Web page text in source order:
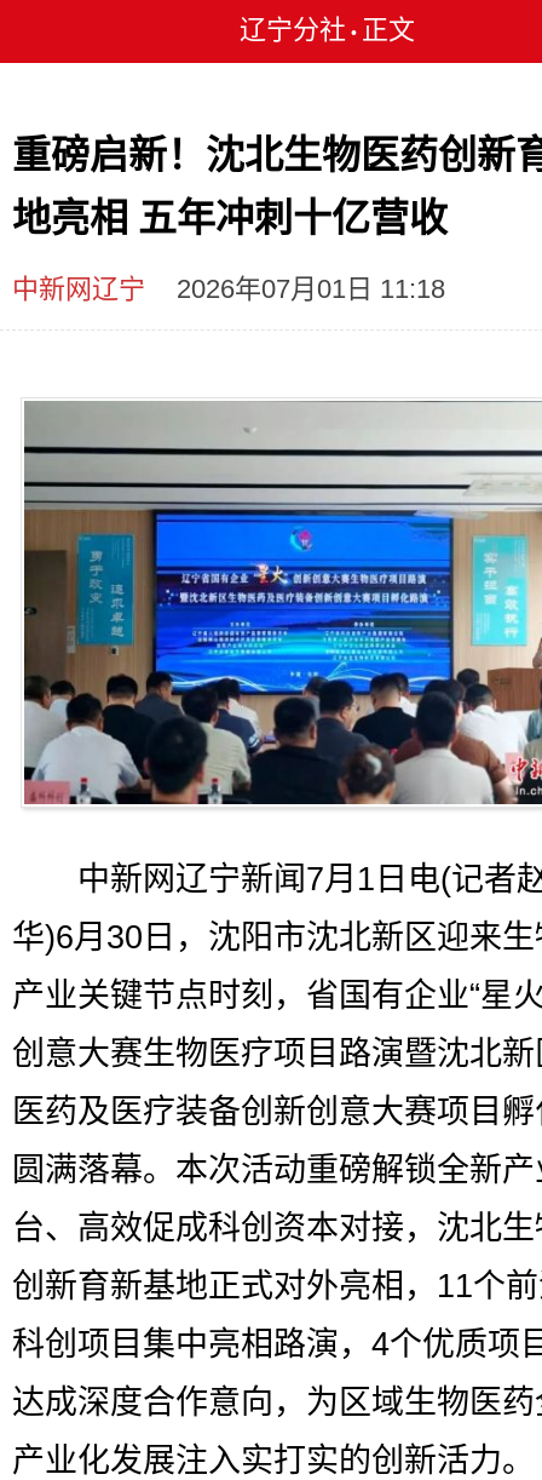
辽宁分社 • 正文
重磅启新！沈北生物医药创新
地亮相 五年冲刺十亿营收
中新网辽宁 2026年07月01日 11:18
中新网辽宁新闻7月1日电(记者
华)6月30日，沈阳市沈北新区迎来
产业关键节点时刻，省国有企业“星
创意大赛生物医疗项目路演暨沈北
医药及医疗装备创新创意大赛项目
圆满落幕。本次活动重磅解锁全新
台、高效促成科创资本对接，沈北
创新育新基地正式对外亮相，11个
科创项目集中亮相路演，4个优质项
达成深度合作意向，为区域生物医
产业化发展注入实打实的创新活力。